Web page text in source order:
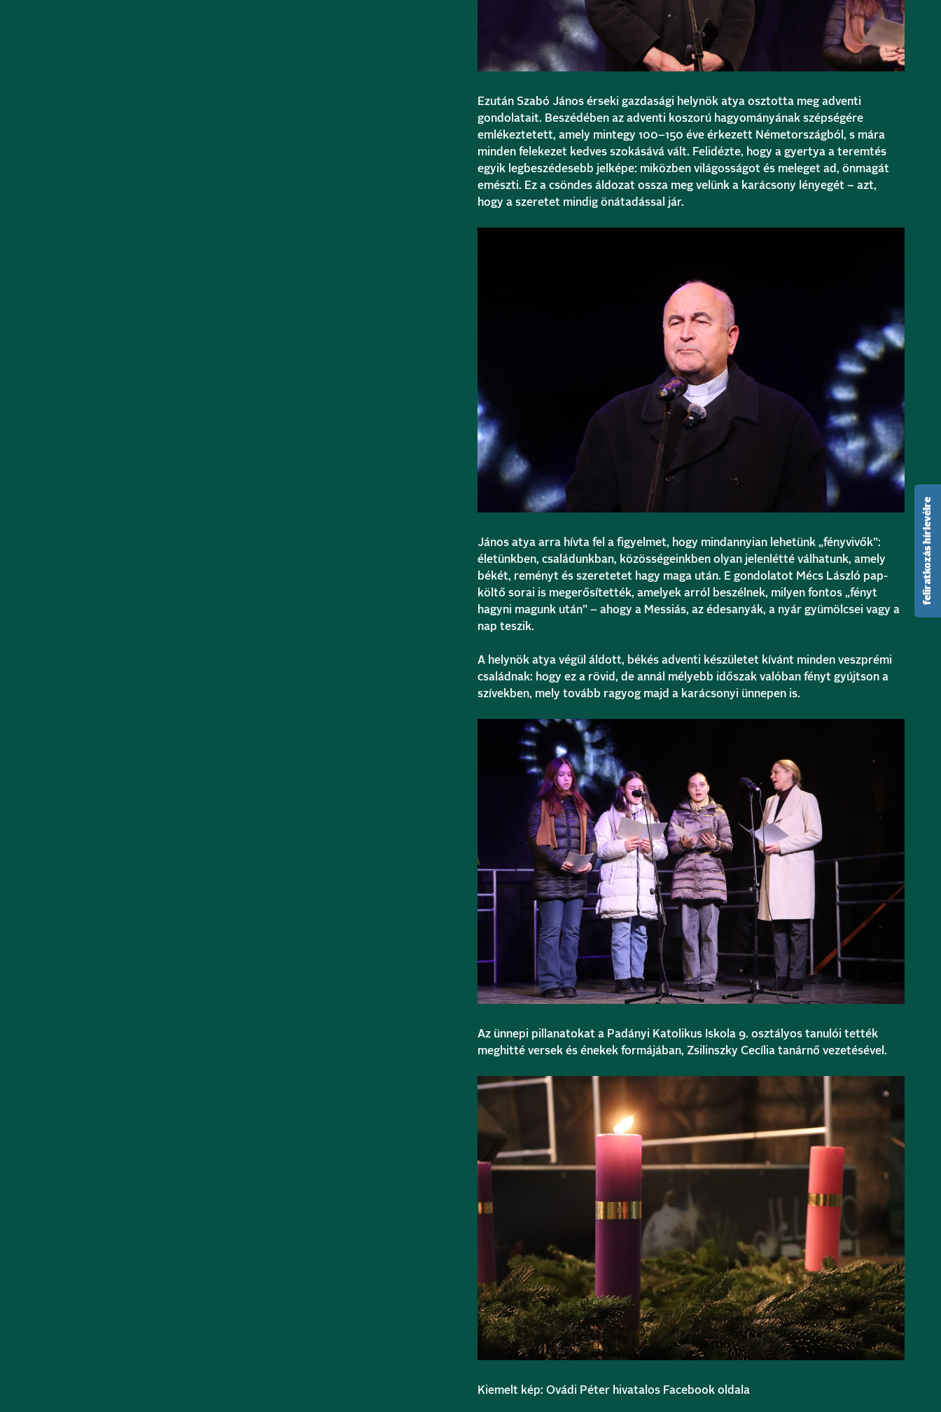
Ezután Szabó János érseki gazdasági helynök atya osztotta meg adventi
gondolatait. Beszédében az adventi koszorú hagyományának szépségére
emlékeztetett, amely mintegy 100–150 éve érkezett Németországból, s mára
minden felekezet kedves szokásává vált. Felidézte, hogy a gyertya a teremtés
egyik legbeszédesebb jelképe: miközben világosságot és meleget ad, önmagát
emészti. Ez a csöndes áldozat ossza meg velünk a karácsony lényegét – azt,
hogy a szeretet mindig önátadással jár.
János atya arra hívta fel a figyelmet, hogy mindannyian lehetünk „fényvivők”:
életünkben, családunkban, közösségeinkben olyan jelenlétté válhatunk, amely
békét, reményt és szeretetet hagy maga után. E gondolatot Mécs László pap-
költő sorai is megerősítették, amelyek arról beszélnek, milyen fontos „fényt
hagyni magunk után” – ahogy a Messiás, az édesanyák, a nyár gyümölcsei vagy a
nap teszik.
A helynök atya végül áldott, békés adventi készületet kívánt minden veszprémi
családnak: hogy ez a rövid, de annál mélyebb időszak valóban fényt gyújtson a
szívekben, mely tovább ragyog majd a karácsonyi ünnepen is.
Az ünnepi pillanatokat a Padányi Katolikus Iskola 9. osztályos tanulói tették
meghitté versek és énekek formájában, Zsilinszky Cecília tanárnő vezetésével.
Kiemelt kép: Ovádi Péter hivatalos Facebook oldala
feliratkozás hírlevélre